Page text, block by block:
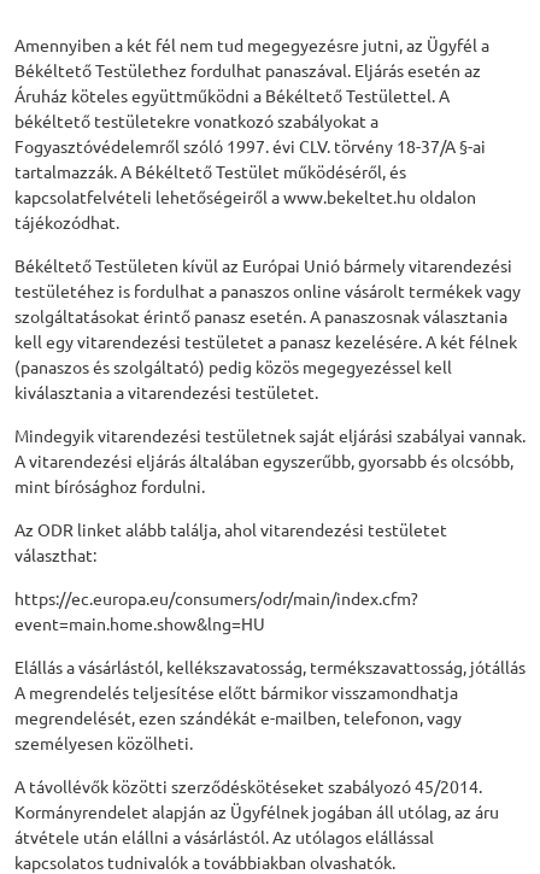
Amennyiben a két fél nem tud megegyezésre jutni, az Ügyfél a
Békéltető Testülethez fordulhat panaszával. Eljárás esetén az
Áruház köteles együttműködni a Békéltető Testülettel. A
békéltető testületekre vonatkozó szabályokat a
Fogyasztóvédelemről szóló 1997. évi CLV. törvény 18-37/A §-ai
tartalmazzák. A Békéltető Testület működéséről, és
kapcsolatfelvételi lehetőségeiről a www.bekeltet.hu oldalon
tájékozódhat.
Békéltető Testületen kívül az Európai Unió bármely vitarendezési
testületéhez is fordulhat a panaszos online vásárolt termékek vagy
szolgáltatásokat érintő panasz esetén. A panaszosnak választania
kell egy vitarendezési testületet a panasz kezelésére. A két félnek
(panaszos és szolgáltató) pedig közös megegyezéssel kell
kiválasztania a vitarendezési testületet.
Mindegyik vitarendezési testületnek saját eljárási szabályai vannak.
A vitarendezési eljárás általában egyszerűbb, gyorsabb és olcsóbb,
mint bírósághoz fordulni.
Az ODR linket alább találja, ahol vitarendezési testületet
választhat:
https://ec.europa.eu/consumers/odr/main/index.cfm?
event=main.home.show&lng=HU
Elállás a vásárlástól, kellékszavatosság, termékszavattosság, jótállás
A megrendelés teljesítése előtt bármikor visszamondhatja
megrendelését, ezen szándékát e-mailben, telefonon, vagy
személyesen közölheti.
A távollévők közötti szerződéskötéseket szabályozó 45/2014.
Kormányrendelet alapján az Ügyfélnek jogában áll utólag, az áru
átvétele után elállni a vásárlástól. Az utólagos elállással
kapcsolatos tudnivalók a továbbiakban olvashatók.